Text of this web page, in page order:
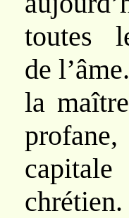
toutes
de
la